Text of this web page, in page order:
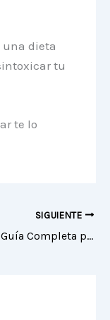
una dieta
tu
te lo
SIGUIENTE
Qué Son los Radicales Libres y Cómo Combatirlos: Guía Completa para una Vida Saludable